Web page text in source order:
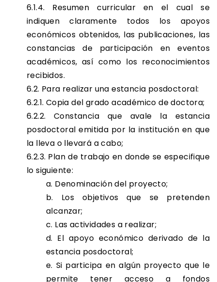
6.1.4. Resumen curricular en el cual se
indiquen claramente todos los apoyos
económicos obtenidos, las publicaciones, las
constancias de participación en eventos
académicos, así como los reconocimientos
recibidos.
6.2. Para realizar una estancia posdoctoral:
6.2.1. Copia del grado académico de doctora;
6.2.2. Constancia que avale la estancia
posdoctoral emitida por la institución en que
la lleva o llevará a cabo;
6.2.3. Plan de trabajo en donde se especifique
lo siguiente:
a. Denominación del proyecto;
b. Los objetivos que se pretenden
alcanzar;
c. Las actividades a realizar;
d. El apoyo económico derivado de la
estancia posdoctoral;
e. Si participa en algún proyecto que le
permite tener acceso a fondos